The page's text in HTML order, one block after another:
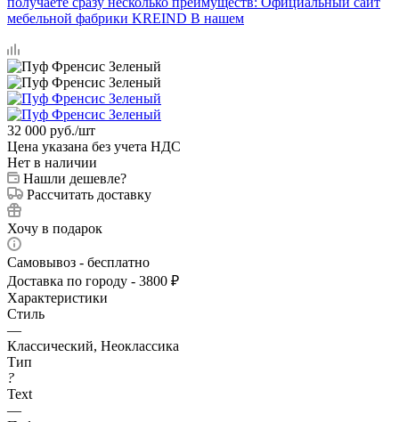
32 000 руб./шт
Цена указана без учета НДС
Нет в наличии
Нашли дешевле?
Рассчитать доставку
Хочу в подарок
Самовывоз - бесплатно
Доставка по городу - 3800 ₽
Характеристики
Стиль
—
Классический, Неоклассика
Тип
?
Text
—